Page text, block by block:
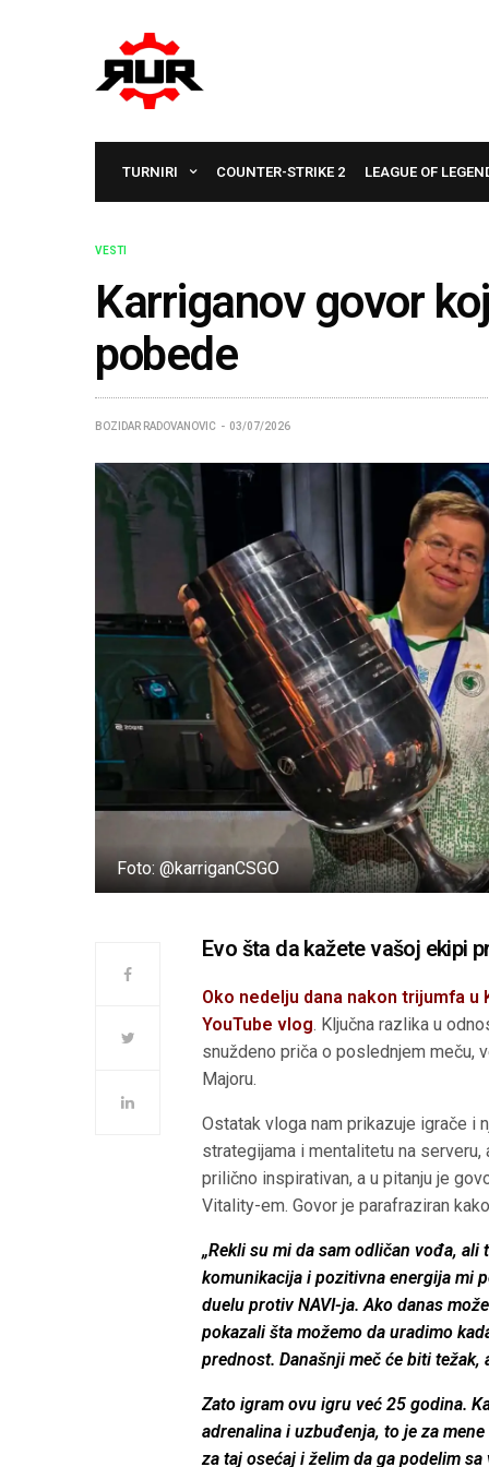
TURNIRI COUNTER-STRIKE 2 LEAGUE OF
VESTI
Karriganov govor
pobede
BOZIDAR RADOVANOVIC 03/07/2026
Foto: @karriganCSGO
Evo šta da kažete vašoj ekipi
Oko nedelju dana nakon trijumfa u
YouTube vlog. Ključna razlika u
snuždeno priča o poslednjem meču,
Majoru.
Ostatak vloga nam prikazuje igrače i
strategijama i mentalitetu na
prilično inspirativan, a u pitanju je
Vitality-em. Govor je parafraziran
„Rekli su mi da sam odličan vođa,
komunikacija i pozitivna energija mi
duelu protiv NAVI-ja. Ako danas
pokazali šta možemo da uradimo
prednost. Današnji meč će biti težak,
Zato igram ovu igru već 25 godina.
adrenalina i uzbuđenja, to je za
za taj osećaj i želim da ga podelim sa